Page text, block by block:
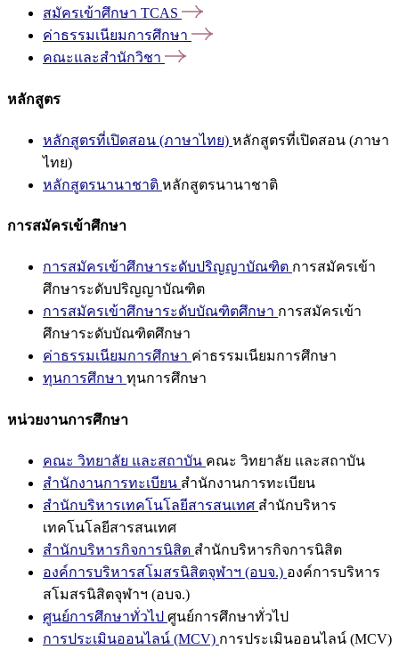
สมัครเข้าศึกษา TCAS
ค่าธรรมเนียมการศึกษา
คณะและสำนักวิชา
หลักสูตร
หลักสูตรที่เปิดสอน (ภาษาไทย) หลักสูตรที่เปิดสอน (ภาษา
ไทย)
หลักสูตรนานาชาติ หลักสูตรนานาชาติ
การสมัครเข้าศึกษา
การสมัครเข้าศึกษาระดับปริญญาบัณฑิต การสมัครเข้า
ศึกษาระดับปริญญาบัณฑิต
การสมัครเข้าศึกษาระดับบัณฑิตศึกษา การสมัครเข้า
ศึกษาระดับบัณฑิตศึกษา
ค่าธรรมเนียมการศึกษา ค่าธรรมเนียมการศึกษา
ทุนการศึกษา ทุนการศึกษา
หน่วยงานการศึกษา
คณะ วิทยาลัย และสถาบัน คณะ วิทยาลัย และสถาบัน
สำนักงานการทะเบียน สำนักงานการทะเบียน
สำนักบริหารเทคโนโลยีสารสนเทศ สำนักบริหาร
เทคโนโลยีสารสนเทศ
สำนักบริหารกิจการนิสิต สำนักบริหารกิจการนิสิต
องค์การบริหารสโมสรนิสิตจุฬาฯ (อบจ.) องค์การบริหาร
สโมสรนิสิตจุฬาฯ (อบจ.)
ศูนย์การศึกษาทั่วไป ศูนย์การศึกษาทั่วไป
การประเมินออนไลน์ (MCV) การประเมินออนไลน์ (MCV)